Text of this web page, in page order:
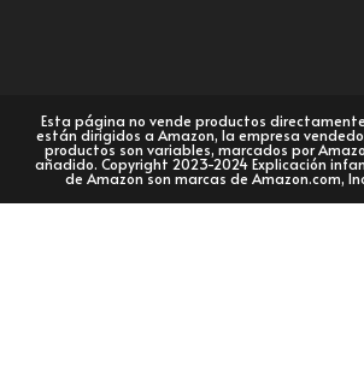
Esta página no vende productos
están dirigidos a Amazon, la empresa
productos son variables, marcados por
añadido. Copyright 2023-2024 Explicación
de Amazon son marcas de Amazon.com,